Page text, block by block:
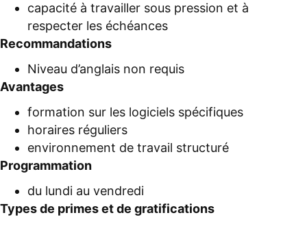
capacité à travailler sous pression et à
respecter les échéances
Recommandations
Niveau d’anglais non requis
Avantages
formation sur les logiciels spécifiques
horaires réguliers
environnement de travail structuré
Programmation
du lundi au vendredi
Types de primes et de gratifications